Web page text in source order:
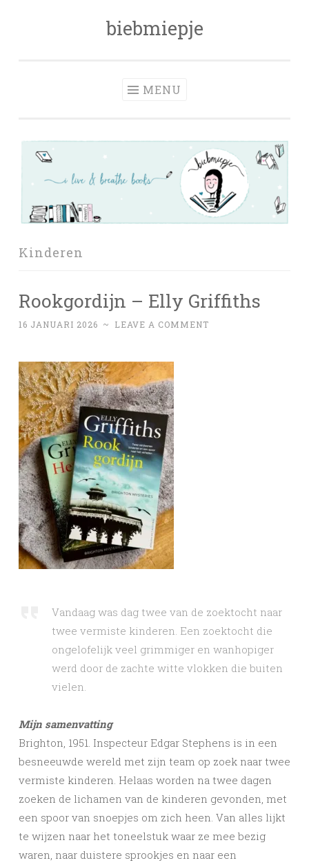
biebmiepje
MENU
Kinderen
Rookgordijn – Elly Griffiths
16 JANUARI 2026 ~ LEAVE A COMMENT
Vandaag was dag twee van de zoektocht naar
twee vermiste kinderen. Een zoektocht die
ongelofelijk veel grimmiger en wanhopiger
werd door de zachte witte vlokken die buiten
vielen.
Mijn samenvatting
Brighton, 1951. Inspecteur Edgar Stephens is in een
besneeuwde wereld met zijn team op zoek naar twee
vermiste kinderen. Helaas worden na twee dagen
zoeken de lichamen van de kinderen gevonden, met
een spoor van snoepjes om zich heen. Van alles lijkt
te wijzen naar het toneelstuk waar ze mee bezig
waren, naar duistere sprookjes en naar een